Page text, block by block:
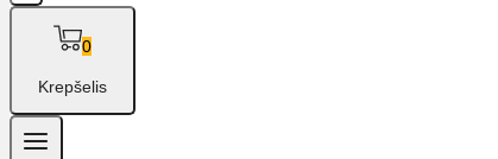
0
Krepšelis